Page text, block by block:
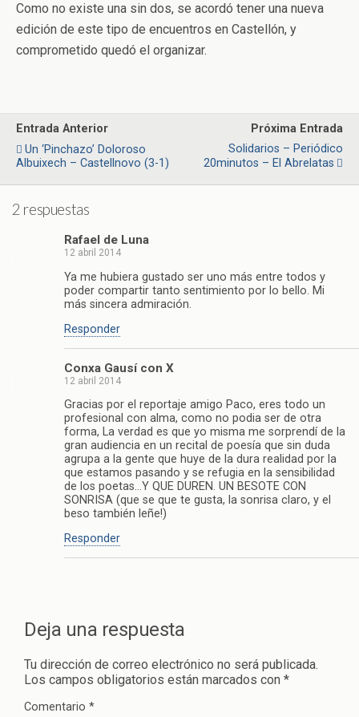
Como no existe una sin dos, se acordó tener una nueva
edición de este tipo de encuentros en Castellón, y
comprometido quedó el organizar.
Entrada Anterior
Un ‘pinchazo’ Doloroso
Albuixech – Castellnovo (3-1)
Próxima Entrada
Solidarios – Periódico
20minutos – El Abrelatas
2 respuestas
Rafael de Luna
12 abril 2014
Ya me hubiera gustado ser uno más entre todos y
poder compartir tanto sentimiento por lo bello. Mi
más sincera admiración.
Responder
Conxa Gausí con X
12 abril 2014
Gracias por el reportaje amigo Paco, eres todo un
profesional con alma, como no podia ser de otra
forma, La verdad es que yo misma me sorprendí de la
gran audiencia en un recital de poesía que sin duda
agrupa a la gente que huye de la dura realidad por la
que estamos pasando y se refugia en la sensibilidad
de los poetas…Y QUE DUREN. UN BESOTE CON
SONRISA (que se que te gusta, la sonrisa claro, y el
beso también leñe!)
Responder
Deja una respuesta
Tu dirección de correo electrónico no será publicada.
Los campos obligatorios están marcados con *
Comentario *